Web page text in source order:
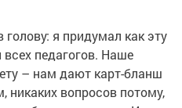
я придумал как эту
педагогов. Наше
– нам дают карт-бланш
никаких вопросов потому,